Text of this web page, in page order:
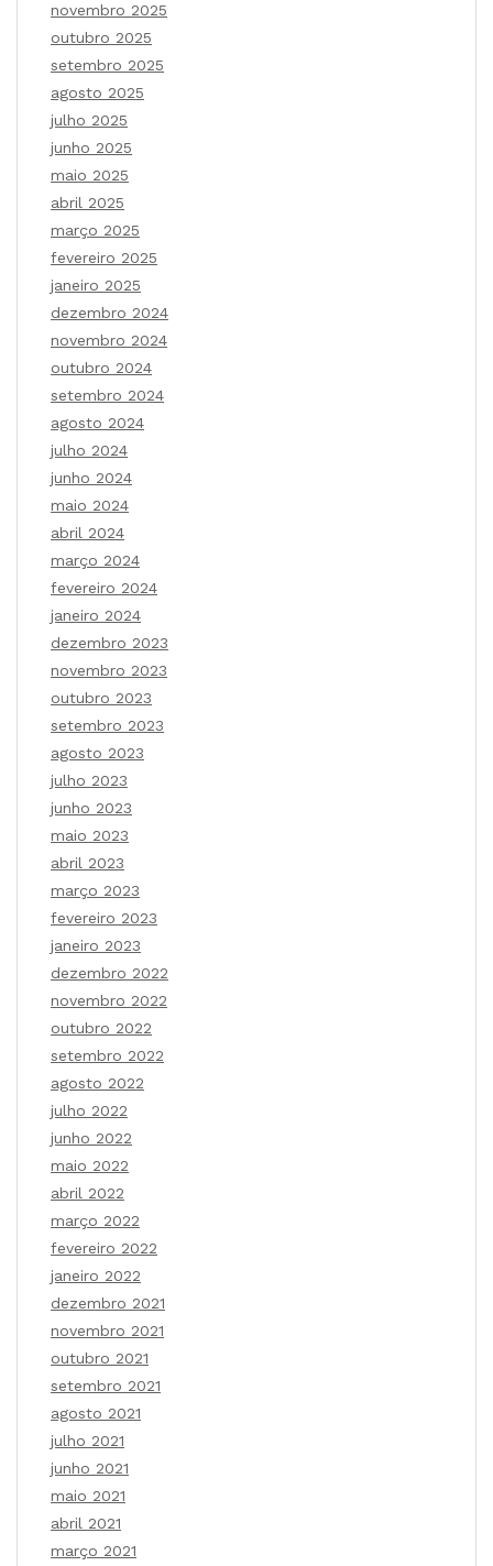
novembro 2025
outubro 2025
setembro 2025
agosto 2025
julho 2025
junho 2025
maio 2025
abril 2025
março 2025
fevereiro 2025
janeiro 2025
dezembro 2024
novembro 2024
outubro 2024
setembro 2024
agosto 2024
julho 2024
junho 2024
maio 2024
abril 2024
março 2024
fevereiro 2024
janeiro 2024
dezembro 2023
novembro 2023
outubro 2023
setembro 2023
agosto 2023
julho 2023
junho 2023
maio 2023
abril 2023
março 2023
fevereiro 2023
janeiro 2023
dezembro 2022
novembro 2022
outubro 2022
setembro 2022
agosto 2022
julho 2022
junho 2022
maio 2022
abril 2022
março 2022
fevereiro 2022
janeiro 2022
dezembro 2021
novembro 2021
outubro 2021
setembro 2021
agosto 2021
julho 2021
junho 2021
maio 2021
abril 2021
março 2021